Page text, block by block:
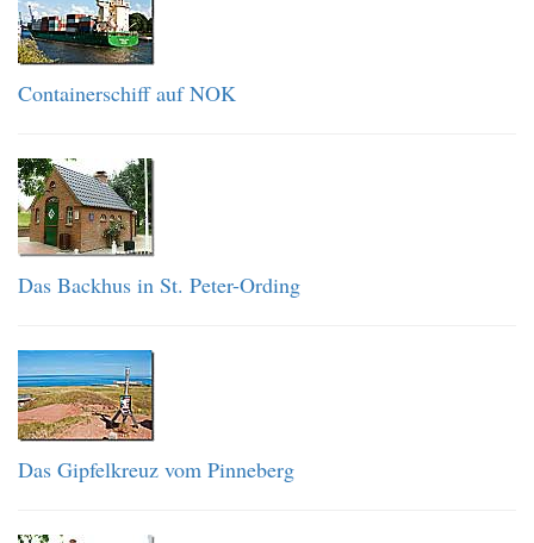
Containerschiff auf NOK
Das Backhus in St. Peter-Ording
Das Gipfelkreuz vom Pinneberg